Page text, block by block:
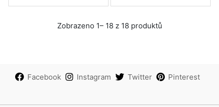
Provedení přírodní
Přírodní
Zobrazeno 1– 18 z 18 produktů
Facebook Instagram Twitter Pinterest